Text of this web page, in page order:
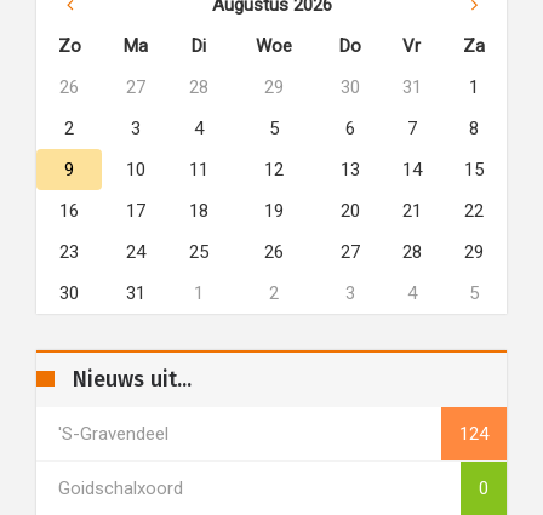
Augustus 2026
Zo
Ma Di Woe Do Vr
Za
26
27 28 29 30 31
1
2
3 4 5 6 7
8
9
10 11 12 13 14
15
16
17 18 19 20 21
22
23
24 25 26 27 28
29
30
31 1 2 3 4 5
Nieuws uit...
's-Gravendeel 124
Goidschalxoord 0